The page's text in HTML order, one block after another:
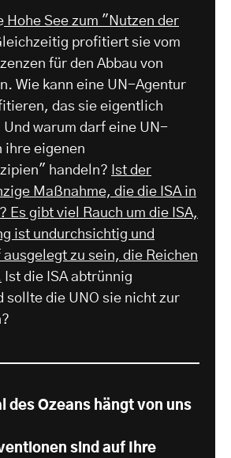
Hohe See zum "Nutzen der
profitiert sie vom
für den Abbau von
Wie kann eine UN-Agentur
das sie eigentlich
Und warum darf eine UN-
ihre eigenen
handeln? Ist der
Maßnahme, die die ISA in
Es gibt viel Rauch um die ISA,
ist undurchsichtig und
zu sein, die Reichen
Ist die ISA abtrünnig
sollte die UNO sie nicht zur
des Ozeans hängt von uns
sind auf Ihre